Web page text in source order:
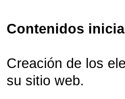
Contenidos
Creación de los
su sitio web.